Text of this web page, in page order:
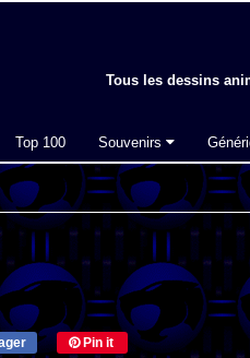
Tous les dessins
Top 100 Souvenirs
Pin it